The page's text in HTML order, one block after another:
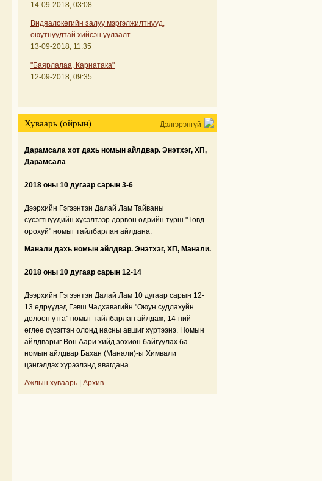
14-09-2018, 03:08
Видяалокегийн залуу мэргэлжилтнүүд,
оюутнуудтай хийсэн уулзалт
13-09-2018, 11:35
"Баярлалаа, Карнатака"
12-09-2018, 09:35
Хуваарь (ойрын) Дэлгэрэнгүй
Дарамсала хот дахь номын айлдвар. Энэтхэг, ХП,
Дарамсала
2018 оны 10 дугаар сарын 3-6
Дээрхийн Гэгээнтэн Далай Лам Тайваны
сүсэгтнүүдийн хүсэлтээр дөрвөн өдрийн турш "Төвд
орохуй" номыг тайлбарлан айлдана.
Манали дахь номын айлдвар. Энэтхэг, ХП, Манали.
2018 оны 10 дугаар сарын 12-14
Дээрхийн Гэгээнтэн Далай Лам 10 дугаар сарын 12-
13 өдрүүдэд Гэвш Чадхавагийн "Оюун судлахуйн
долоон утга" номыг тайлбарлан айлдаж, 14-ний
өглөө сүсэгтэн олонд насны авшиг хүртээнэ. Номын
айлдварыг Вон Аари хийд зохион байгуулах ба
номын айлдвар Бахан (Манали)-ы Химвали
цэнгэлдэх хүрээлэнд явагдана.
Ажлын хуваарь Архив